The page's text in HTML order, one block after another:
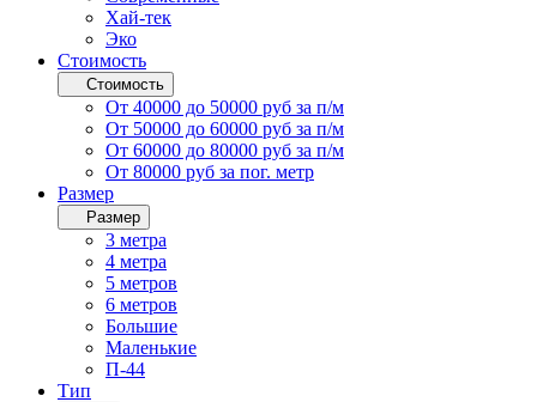
Хай-тек
Эко
Стоимость
Стоимость
От 40000 до 50000 руб за п/м
От 50000 до 60000 руб за п/м
От 60000 до 80000 руб за п/м
От 80000 руб за пог. метр
Размер
Размер
3 метра
4 метра
5 метров
6 метров
Большие
Маленькие
П-44
Тип